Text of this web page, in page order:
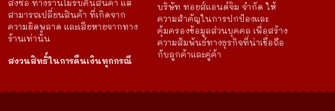
สั่งซื้อ ทางร้านไม่รับคืนสินค้า แต่
สามารถเปลี่ยนสินค้า ที่เกิดจาก
ความผิดพลาด และเสียหายจากทาง
ร้านเท่านั้น
สงวนสิทธิ์ในการคืนเงินทุกกรณี
บริษัท ทอยส์แอนด์จิม จำกัด ให้
ความสำคัญในการปกป้องและ
คุ้มครองข้อมูลส่วนบุคคล เพื่อสร้าง
ความสัมพันธ์ทางธุรกิจที่น่าเชื่อถือ
กับลูกค้าและคู่ค้า